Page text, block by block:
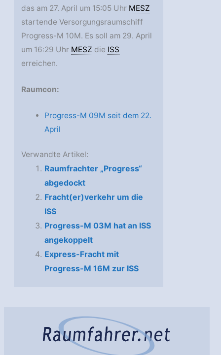
das am 27. April um 15:05 Uhr MESZ
startende Versorgungsraumschiff
Progress-M 10M. Es soll am 29. April
um 16:29 Uhr MESZ die ISS
erreichen.
Raumcon:
Progress-M 09M seit dem 22.
April
Verwandte Artikel:
Raumfrachter „Progress“
abgedockt
Fracht(er)verkehr um die
ISS
Progress-M 03M hat an ISS
angekoppelt
Express-Fracht mit
Progress-M 16M zur ISS